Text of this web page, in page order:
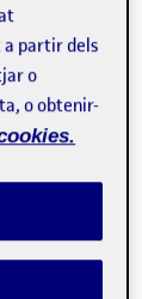
partir dels
o
o obtenir-